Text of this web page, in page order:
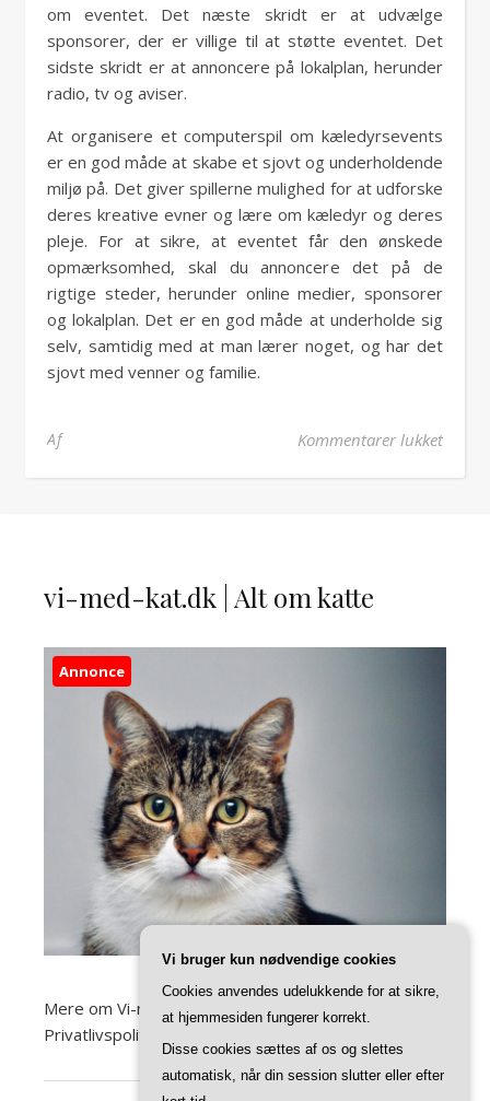
om eventet. Det næste skridt er at udvælge
sponsorer, der er villige til at støtte eventet. Det
sidste skridt er at annoncere på lokalplan, herunder
radio, tv og aviser.
At organisere et computerspil om kæledyrsevents
er en god måde at skabe et sjovt og underholdende
miljø på. Det giver spillerne mulighed for at udforske
deres kreative evner og lære om kæledyr og deres
pleje. For at sikre, at eventet får den ønskede
opmærksomhed, skal du annoncere det på de
rigtige steder, herunder online medier, sponsorer
og lokalplan. Det er en god måde at underholde sig
selv, samtidig med at man lærer noget, og har det
sjovt med venner og familie.
Af Kommentarer lukkettil
vi-med-kat.dk | Alt om katte
Annonce
Mere om Vi-med-kat.dk
Privatlivspolitik
Vi bruger kun nødvendige cookies
Cookies anvendes udelukkende for at sikre,
at hjemmesiden fungerer korrekt.
Disse cookies sættes af os og slettes
automatisk, når din session slutter eller efter